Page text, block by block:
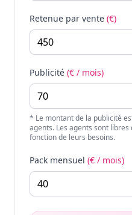
Retenue par vente (€)
Publicité (€ / mois)
* Le montant de la publicité
agents. Les agents sont
fonction de leurs besoins.
Pack mensuel (€ / mois)